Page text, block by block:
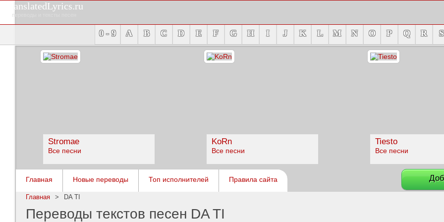
TranslatedLyrics.ru
переводы и тексты песен
0 - 9 A B C D E F G H I J K L M N O P Q R S
Stromae
Все песни
KoRn
Все песни
Tiesto
Все песни
Главная Новые переводы Топ исполнителей Правила сайта
Главная > DA TI
Переводы текстов песен DA TI